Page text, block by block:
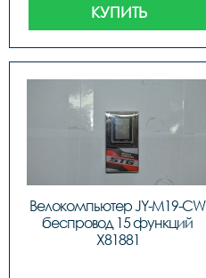
КУПИТЬ
Велокомпьютер JY-M19-CW
беспровод 15 функций
X81881